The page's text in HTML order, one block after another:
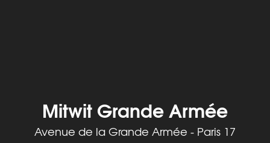
Mitwit Grande Armée
Avenue de la Grande Armée - Paris 17